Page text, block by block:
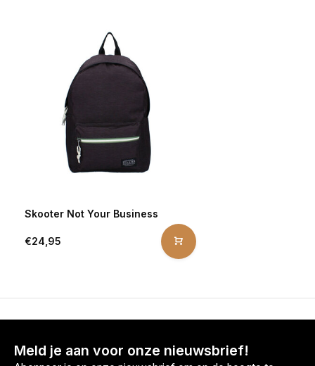
Skooter Not Your Business
€24,95
Meld je aan voor onze nieuwsbrief!